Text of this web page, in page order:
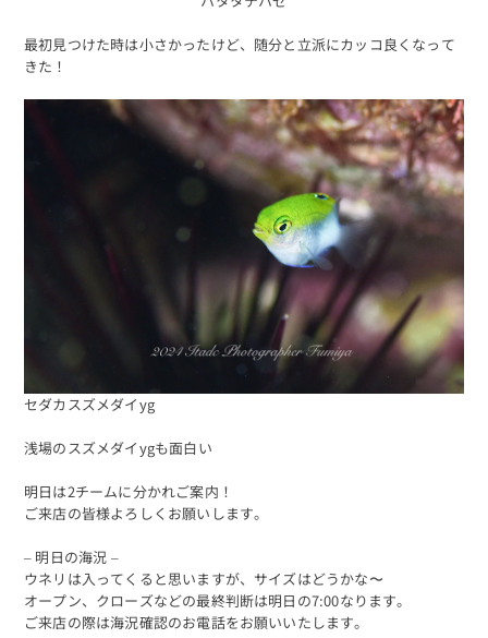
最初見つけた時は小さかったけど、随分と立派にカッコ良くなって
きた！
セダカスズメダイyg
浅場のスズメダイygも面白い
明日は2チームに分かれご案内！
ご来店の皆様よろしくお願いします。
– 明日の海況 –
ウネリは入ってくると思いますが、サイズはどうかな〜
オープン、クローズなどの最終判断は明日の7:00なります。
ご来店の際は海況確認のお電話をお願いいたします。